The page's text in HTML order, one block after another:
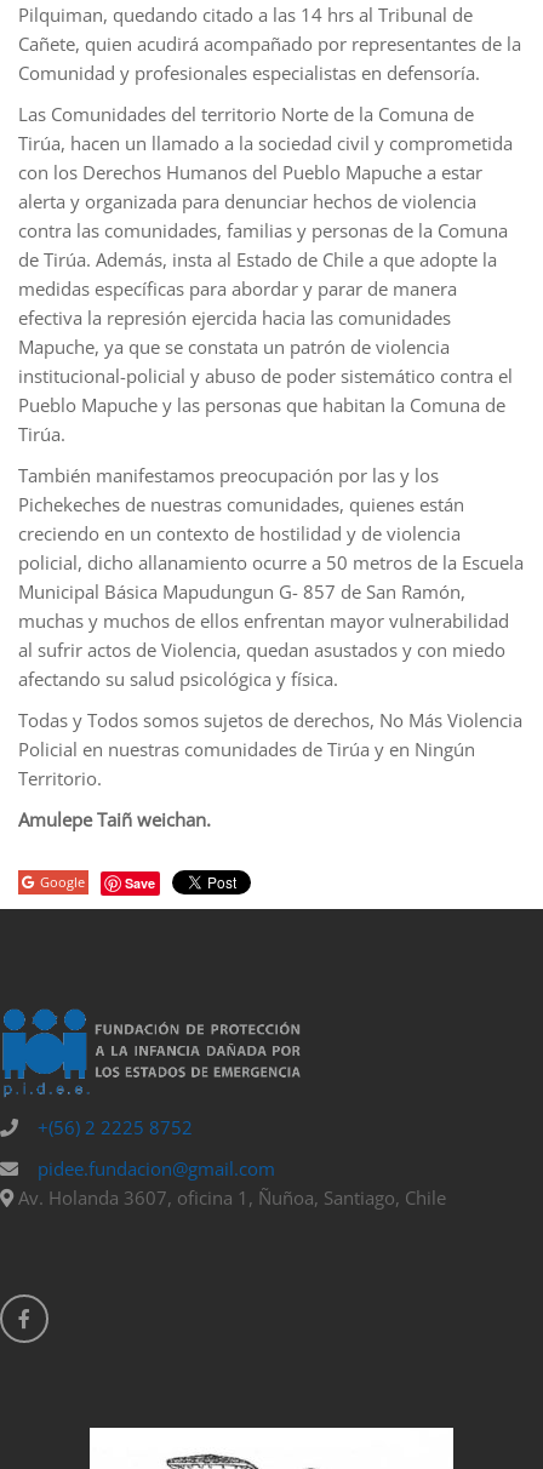
Pilquiman, quedando citado a las 14 hrs al Tribunal de
Cañete, quien acudirá acompañado por representantes de la
Comunidad y profesionales especialistas en defensoría.
Las Comunidades del territorio Norte de la Comuna de
Tirúa, hacen un llamado a la sociedad civil y comprometida
con los Derechos Humanos del Pueblo Mapuche a estar
alerta y organizada para denunciar hechos de violencia
contra las comunidades, familias y personas de la Comuna
de Tirúa. Además, insta al Estado de Chile a que adopte la
medidas específicas para abordar y parar de manera
efectiva la represión ejercida hacia las comunidades
Mapuche, ya que se constata un patrón de violencia
institucional-policial y abuso de poder sistemático contra el
Pueblo Mapuche y las personas que habitan la Comuna de
Tirúa.
También manifestamos preocupación por las y los
Pichekeches de nuestras comunidades, quienes están
creciendo en un contexto de hostilidad y de violencia
policial, dicho allanamiento ocurre a 50 metros de la Escuela
Municipal Básica Mapudungun G- 857 de San Ramón,
muchas y muchos de ellos enfrentan mayor vulnerabilidad
al sufrir actos de Violencia, quedan asustados y con miedo
afectando su salud psicológica y física.
Todas y Todos somos sujetos de derechos, No Más Violencia
Policial en nuestras comunidades de Tirúa y en Ningún
Territorio.
Amulepe Taiñ weichan.
Google Save
+(56) 2 2225 8752
pidee.fundacion@gmail.com
Av. Holanda 3607, oficina 1, Ñuñoa, Santiago, Chile